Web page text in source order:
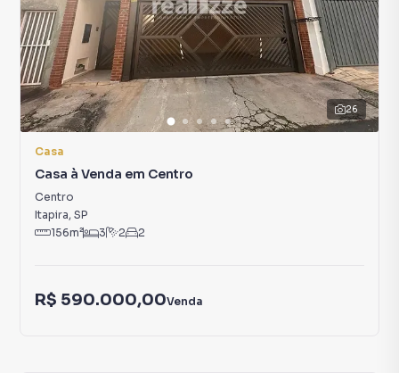
26
Casa
Casa à Venda em Centro
Centro
Itapira, SP
156m² 3 2 2
R$ 590.000,00Venda